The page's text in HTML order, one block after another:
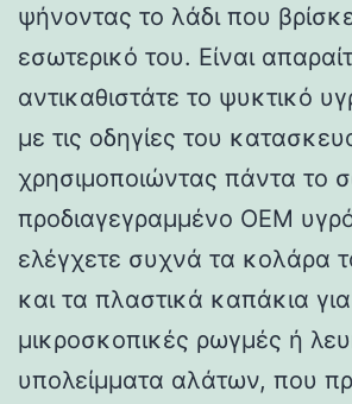
ψήνοντας το λάδι που
εσωτερικό του. Είναι
αντικαθιστάτε το ψυκτικό
με τις οδηγίες του
χρησιμοποιώντας πάντα το
προδιαγεγραμμένο OEM
ελέγχετε συχνά τα κολάρα
και τα πλαστικά καπάκια για
μικροσκοπικές ρωγμές ή
υπολείμματα αλάτων, που